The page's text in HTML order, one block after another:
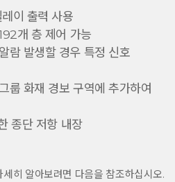
이 출력 사용
개 층 제어 가능
람 발생할 경우 특정 신호
룹 화재 경보 구역에 추가하여
종단 저항 내장
히 알아보려면 다음을 참조하십시오.